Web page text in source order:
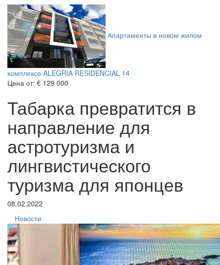
Апартаменты в новом жилом
комплексе ALEGRIA RESIDENCIAL 14
Цена от: € 129 000
Табарка превратится в
направление для
астротуризма и
лингвистического
туризма для японцев
08.02.2022
Новости